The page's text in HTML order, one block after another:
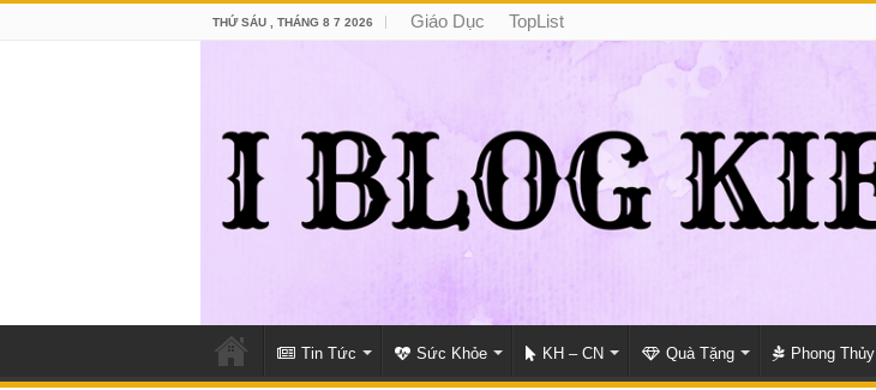
THỨ SÁU , THÁNG 8 7 2026 Giáo Dục TopList
Tin Tức Sức Khỏe KH – CN Quà Tặng Phong Thủy